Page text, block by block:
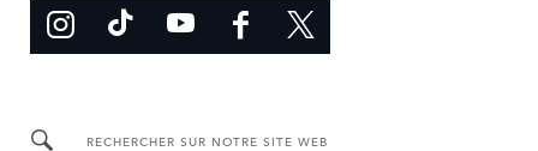
RECHERCHER SUR NOTRE SITE WEB